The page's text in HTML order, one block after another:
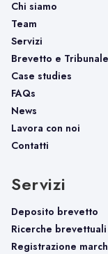
Chi siamo
Team
Servizi
Brevetto e
Case studies
FAQs
News
Lavora con noi
Contatti
Servizi
Deposito brevetto
Ricerche brevettuali
Registrazione